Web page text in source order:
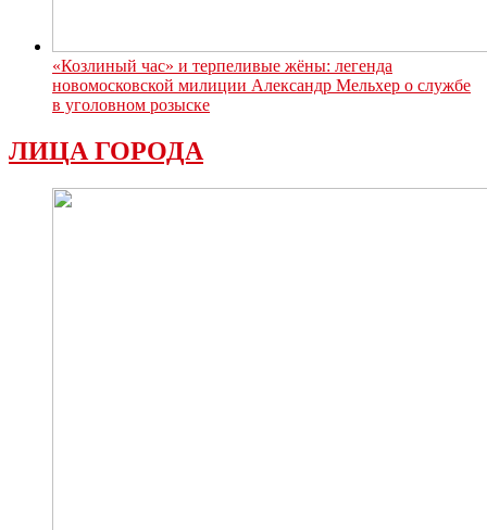
«Козлиный час» и терпеливые жёны: легенда
новомосковской милиции Александр Мельхер о службе
в уголовном розыске
ЛИЦА ГОРОДА